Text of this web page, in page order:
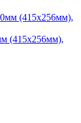
(415х256мм),